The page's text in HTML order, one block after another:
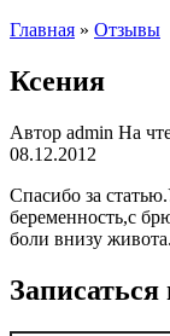
Главная » Отзывы
Ксения
Автор admin На
08.12.2012
Спасибо за
беременность,с
боли внизу живота.